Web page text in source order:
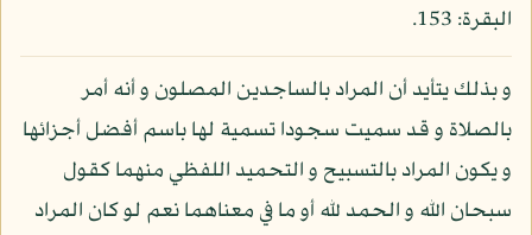
البقرة: 153.
و بذلك يتأيد أن المراد بالساجدين المصلون و أنه أمر
بالصلاة و قد سميت سجودا تسمية لها باسم أفضل أجزائها
و يكون المراد بالتسبيح و التحميد اللفظي منهما كقول
سبحان الله و الحمد لله أو ما في معناهما نعم لو كان المراد